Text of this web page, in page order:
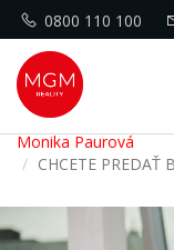
0800 110 100
Monika Paurová
CHCETE PREDAŤ